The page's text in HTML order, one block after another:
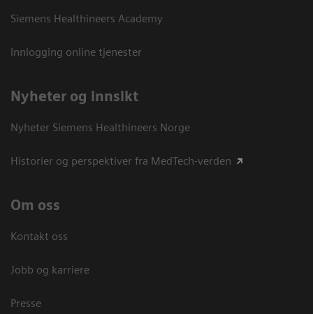
Siemens Healthineers Academy
Innlogging online tjenester
Nyheter og innsikt
Nyheter Siemens Healthineers Norge
Historier og perspektiver fra MedTech-verden
Om oss
Kontakt oss
Jobb og karriere
Presse